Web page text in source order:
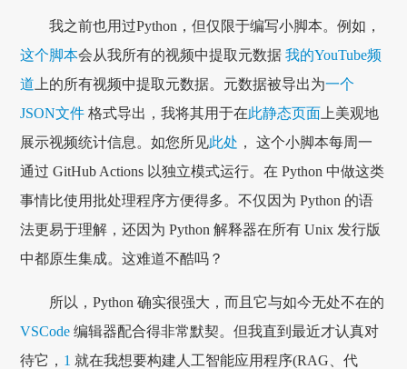
我之前也用过Python，但仅限于编写小脚本。例如，
这个脚本会从我所有的视频中提取元数据我的YouTube频
道 上的所有视频中提取元数据。元数据被导出为一个
JSON文件 格式导出，我将其用于在此静态页面 上美观地
展示视频统计信息。如您所见此处 ， 这个小脚本每周一
通过 GitHub Actions 以独立模式运行。在 Python 中做这类
事情比使用批处理程序方便得多。不仅因为 Python 的语
法更易于理解，还因为 Python 解释器在所有 Unix 发行版
中都原生集成。这难道不酷吗？
所以，Python 确实很强大，而且它与如今无处不在的
VSCode 编辑器配合得非常默契。但我直到最近才认真对
待它， 1 就在我想要构建人工智能应用程序(RAG、代